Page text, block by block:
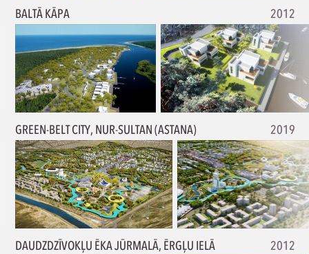
BALTĀ KĀPA 2012
GREEN-BELT CITY, NUR-SULTAN (ASTANA) 2019
DAUDZDZĪVOKĻU ĒKA JŪRMALĀ, ĒRGĻU IELĀ 2012